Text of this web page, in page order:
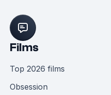
Films
Top 2026 films
Obsession